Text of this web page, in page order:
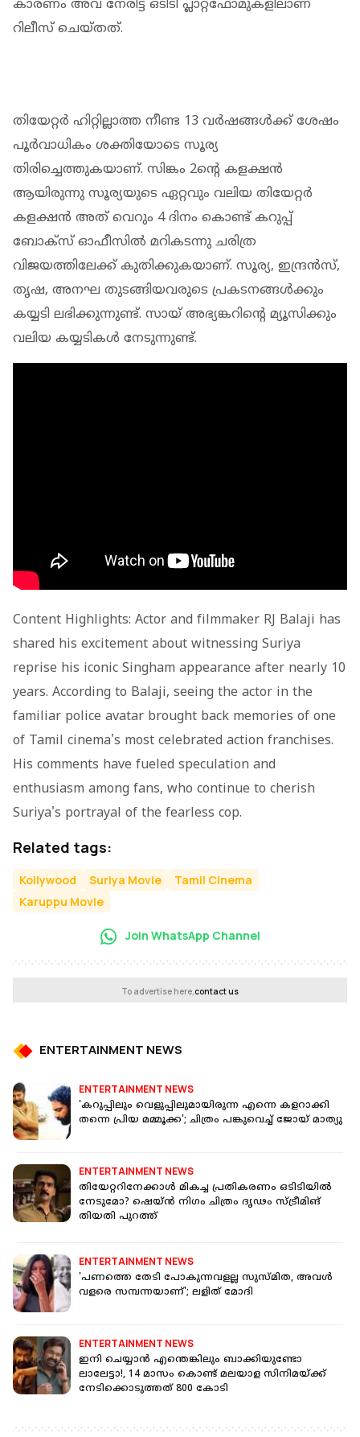
കാരണം അവ നേരിട്ട് ഒടിടി പ്ലാറ്റ്‌ഫോമുകളിലാണ്
റിലീസ് ചെയ്തത്.
തിയേറ്റർ ഹിറ്റില്ലാത്ത നീണ്ട 13 വർഷങ്ങൾക്ക് ശേഷം
പൂർവാധികം ശക്തിയോടെ സൂര്യ
തിരിച്ചെത്തുകയാണ്. സിങ്കം 2ന്റെ കളക്ഷൻ
ആയിരുന്നു സൂര്യയുടെ ഏറ്റവും വലിയ തിയേറ്റർ
കളക്ഷൻ അത്‌ വെറും 4 ദിനം കൊണ്ട് കറുപ്പ്‌
ബോക്സ് ഓഫീസിൽ മറികടന്നു ചരിത്ര
വിജയത്തിലേക്ക് കുതിക്കുകയാണ്. സൂര്യ, ഇന്ദ്രൻസ്,
തൃഷ, അനഘ തുടങ്ങിയവരുടെ പ്രകടനങ്ങൾക്കും
കയ്യടി ലഭിക്കുന്നുണ്ട്. സായ് അഭ്യങ്കറിൻ്റെ മ്യൂസിക്കും
വലിയ കയ്യടികൾ നേടുന്നുണ്ട്.
Content Highlights: Actor and filmmaker RJ Balaji has
shared his excitement about witnessing Suriya
reprise his iconic Singham appearance after nearly 10
years. According to Balaji, seeing the actor in the
familiar police avatar brought back memories of one
of Tamil cinema's most celebrated action franchises.
His comments have fueled speculation and
enthusiasm among fans, who continue to cherish
Suriya's portrayal of the fearless cop.
Related tags:
Kollywood Suriya Movie
Tamil Cinema
Karuppu Movie
Join WhatsApp Channel
To advertise here,contact us
ENTERTAINMENT NEWS
ENTERTAINMENT NEWS
'കറുപ്പിലും വെളുപ്പിലുമായിരുന്ന എന്നെ കളറാക്കി
തന്നെ പ്രിയ മമ്മൂക്ക'; ചിത്രം പങ്കുവെച്ച് ജോയ് മാത്യു
ENTERTAINMENT NEWS
തിയേറ്ററിനേക്കാൾ മികച്ച പ്രതികരണം ഒടിടിയിൽ
നേടുമോ? ഷെയ്ൻ നിഗം ചിത്രം ദൃഢം സ്ട്രീമിങ്
തിയതി പുറത്ത്
ENTERTAINMENT NEWS
'പണത്തെ തേടി പോകുന്നവളല്ല സുസ്മിത, അവള്‍
വളരെ സമ്പന്നയാണ്'; ലളിത് മോദി
ENTERTAINMENT NEWS
ഇനി ചെയ്യാൻ എന്തെങ്കിലും ബാക്കിയുണ്ടോ
ലാലേട്ടാ!, 14 മാസം കൊണ്ട് മലയാള സിനിമയ്ക്ക്
നേടിക്കൊടുത്തത് 800 കോടി